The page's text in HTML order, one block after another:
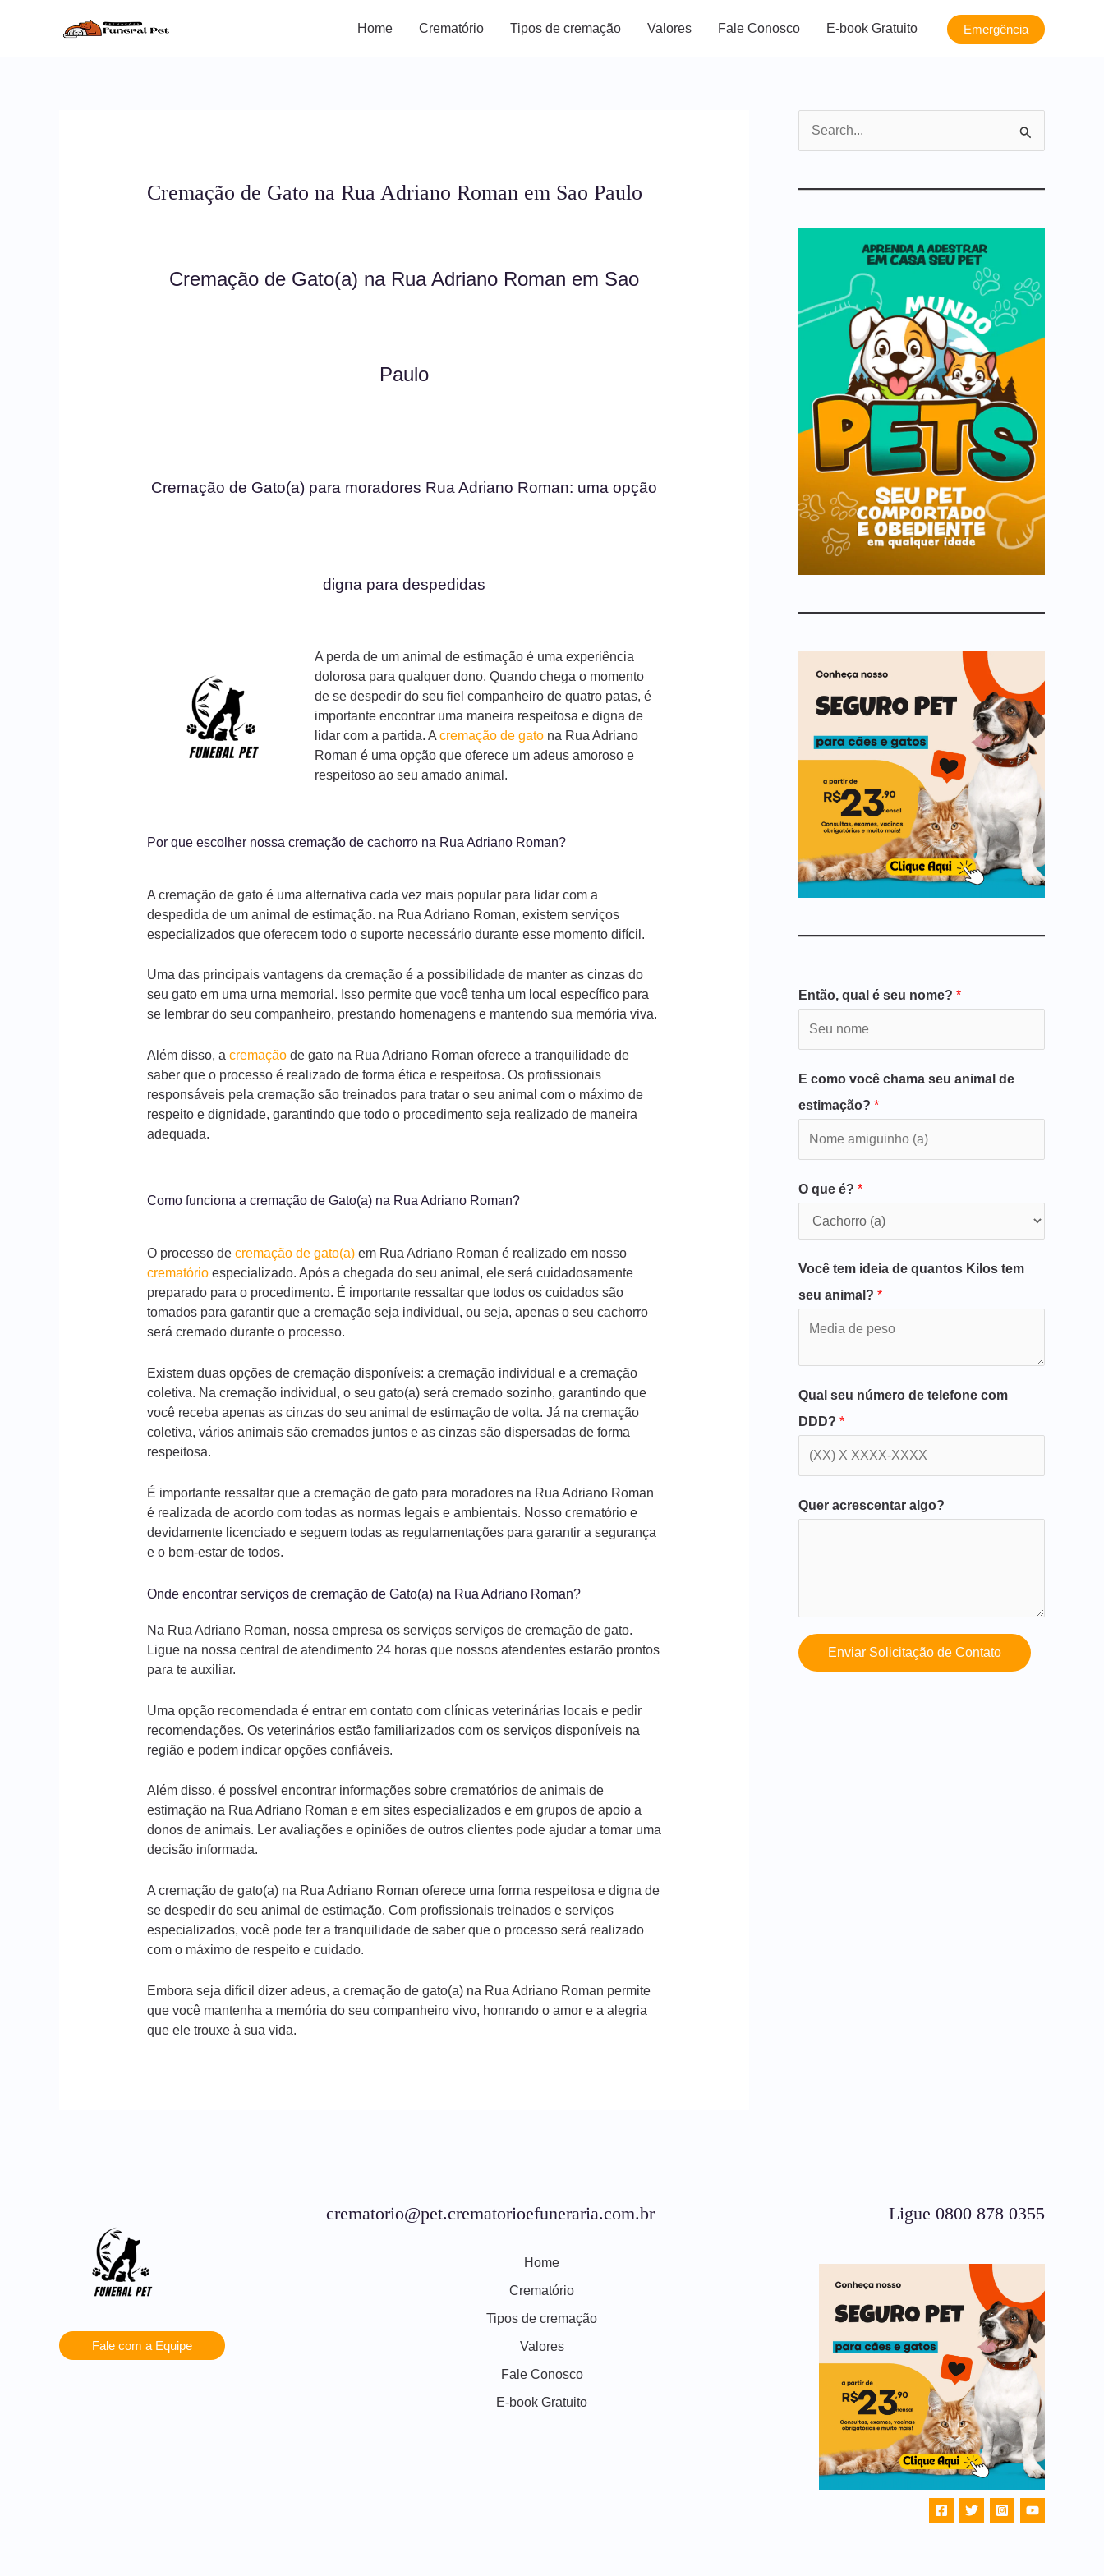
Home Crematório Tipos de cremação Valores Fale Conosco E-book Gratuito Emergência
Cremação de Gato na Rua Adriano Roman em Sao Paulo
Cremação de Gato(a) na Rua Adriano Roman em Sao
Paulo
Cremação de Gato(a) para moradores Rua Adriano Roman: uma opção
digna para despedidas
A perda de um animal de estimação é uma experiência
dolorosa para qualquer dono. Quando chega o momento
de se despedir do seu fiel companheiro de quatro patas, é
importante encontrar uma maneira respeitosa e digna de
lidar com a partida. A cremação de gatona Rua Adriano
Roman é uma opção que oferece um adeus amoroso e
respeitoso ao seu amado animal.
Por que escolher nossa cremação de cachorro na Rua Adriano Roman?
A cremação de gato é uma alternativa cada vez mais popular para lidar com a
despedida de um animal de estimação. na Rua Adriano Roman, existem serviços
especializados que oferecem todo o suporte necessário durante esse momento difícil.
Uma das principais vantagens da cremação é a possibilidade de manter as cinzas do
seu gato em uma urna memorial. Isso permite que você tenha um local específico para
se lembrar do seu companheiro, prestando homenagens e mantendo sua memória viva.
Além disso, a cremaçãode gato na Rua Adriano Roman oferece a tranquilidade de
saber que o processo é realizado de forma ética e respeitosa. Os profissionais
responsáveis pela cremação são treinados para tratar o seu animal com o máximo de
respeito e dignidade, garantindo que todo o procedimento seja realizado de maneira
adequada.
Como funciona a cremação de Gato(a) na Rua Adriano Roman?
O processo de cremação de gato(a)em Rua Adriano Roman é realizado em nosso
crematórioespecializado. Após a chegada do seu animal, ele será cuidadosamente
preparado para o procedimento. É importante ressaltar que todos os cuidados são
tomados para garantir que a cremação seja individual, ou seja, apenas o seu cachorro
será cremado durante o processo.
Existem duas opções de cremação disponíveis: a cremação individual e a cremação
coletiva. Na cremação individual, o seu gato(a) será cremado sozinho, garantindo que
você receba apenas as cinzas do seu animal de estimação de volta. Já na cremação
coletiva, vários animais são cremados juntos e as cinzas são dispersadas de forma
respeitosa.
É importante ressaltar que a cremação de gato para moradores na Rua Adriano Roman
é realizada de acordo com todas as normas legais e ambientais. Nosso crematório e
devidamente licenciado e seguem todas as regulamentações para garantir a segurança
e o bem-estar de todos.
Onde encontrar serviços de cremação de Gato(a) na Rua Adriano Roman?
Na Rua Adriano Roman, nossa empresa os serviços serviços de cremação de gato.
Ligue na nossa central de atendimento 24 horas que nossos atendentes estarão prontos
para te auxiliar.
Uma opção recomendada é entrar em contato com clínicas veterinárias locais e pedir
recomendações. Os veterinários estão familiarizados com os serviços disponíveis na
região e podem indicar opções confiáveis.
Além disso, é possível encontrar informações sobre crematórios de animais de
estimação na Rua Adriano Roman e em sites especializados e em grupos de apoio a
donos de animais. Ler avaliações e opiniões de outros clientes pode ajudar a tomar uma
decisão informada.
A cremação de gato(a) na Rua Adriano Roman oferece uma forma respeitosa e digna de
se despedir do seu animal de estimação. Com profissionais treinados e serviços
especializados, você pode ter a tranquilidade de saber que o processo será realizado
com o máximo de respeito e cuidado.
Embora seja difícil dizer adeus, a cremação de gato(a) na Rua Adriano Roman permite
que você mantenha a memória do seu companheiro vivo, honrando o amor e a alegria
que ele trouxe à sua vida.
s
a
Então, qual é seu nome? *
E como você chama seu animal de
estimação? *
O que é? *
Você tem ideia de quantos Kilos tem
seu animal? *
Qual seu número de telefone com
DDD? *
Quer acrescentar algo?
Enviar Solicitação de Contato
Fale com a Equipe
crematorio@pet.crematorioefuneraria.com.br
Home
Crematório
Tipos de cremação
Valores
Fale Conosco
E-book Gratuito
Ligue 0800 878 0355